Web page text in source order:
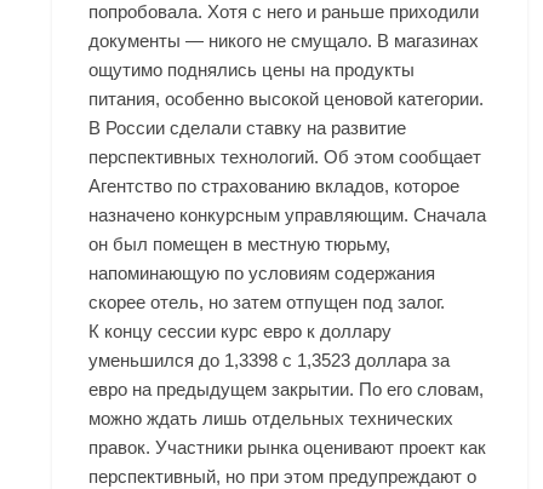
попробовала. Хотя с него и раньше приходили
документы — никого не смущало. В магазинах
ощутимо поднялись цены на продукты
питания, особенно высокой ценовой категории.
В России сделали ставку на развитие
перспективных технологий. Об этом сообщает
Агентство по страхованию вкладов, которое
назначено конкурсным управляющим. Сначала
он был помещен в местную тюрьму,
напоминающую по условиям содержания
скорее отель, но затем отпущен под залог.
К концу сессии курс евро к доллару
уменьшился до 1,3398 с 1,3523 доллара за
евро на предыдущем закрытии. По его словам,
можно ждать лишь отдельных технических
правок. Участники рынка оценивают проект как
перспективный, но при этом предупреждают о